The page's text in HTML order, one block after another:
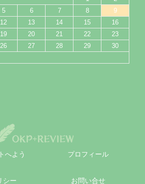
5 6 7 8
9
12 13 14 15
16
19 20 21 22
23
26 27 28 29
30
へよう
プロフィール
シー お問い合せ